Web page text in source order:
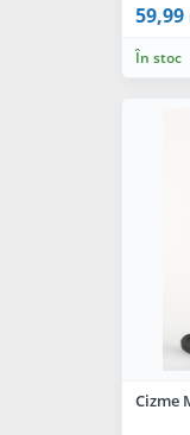
59,99
În stoc
Cizme